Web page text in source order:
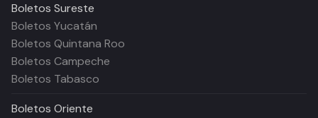
Boletos Sureste
Boletos Yucatán
Boletos Quintana Roo
Boletos Campeche
Boletos Tabasco
Boletos Oriente